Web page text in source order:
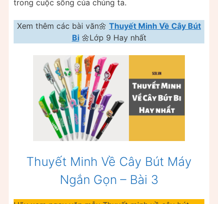
trong cuộc sống của chúng ta.
Xem thêm các bài văn🌼 Thuyết Minh Về Cây Bút
Bi🌼Lớp 9 Hay nhất
Thuyết Minh Về Cây Bút Máy
Ngắn Gọn – Bài 3